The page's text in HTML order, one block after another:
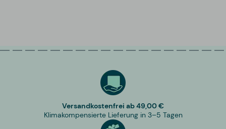
Versandkostenfrei ab 49,00 €
Klimakompensierte Lieferung in 3–5 Tagen